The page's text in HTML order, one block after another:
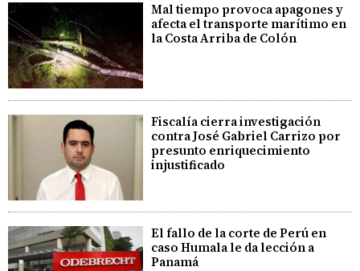
Mal tiempo provoca apagones y
afecta el transporte marítimo en
la Costa Arriba de Colón
Fiscalía cierra investigación
contra José Gabriel Carrizo por
presunto enriquecimiento
injustificado
El fallo de la corte de Perú en
caso Humala le da lección a
Panamá